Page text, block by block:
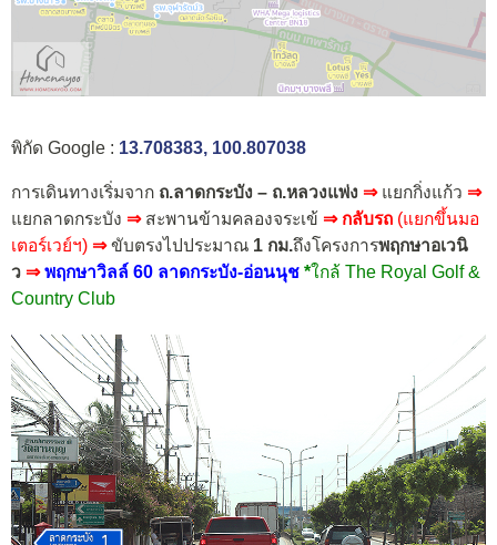
พิกัด Google : 13.708383, 100.807038
การเดินทางเริ่มจาก ถ.ลาดกระบัง – ถ.หลวงแพ่ง ⇒ แยกกิ่งแก้ว ⇒
แยกลาดกระบัง ⇒ สะพานข้ามคลองจระเข้ ⇒ กลับรถ (แยกขึ้นมอ
เตอร์เวย์ฯ) ⇒ ขับตรงไปประมาณ 1 กม.ถึงโครงการพฤกษาอเวนิ
ว ⇒พฤกษาวิลล์ 60 ลาดกระบัง-อ่อนนุช *ใกล้ The Royal Golf &
Country Club